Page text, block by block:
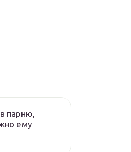
парню,
ему